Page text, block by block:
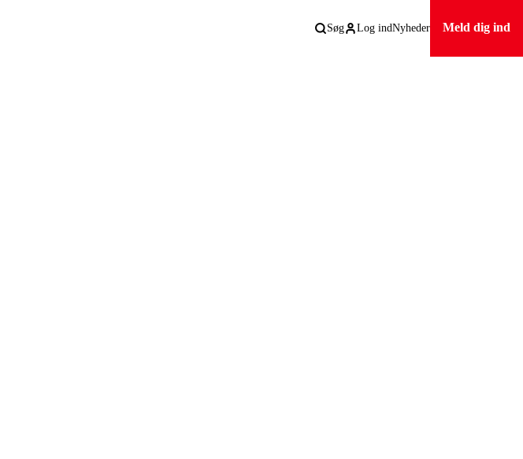
Søg Log indNyheder Meld dig ind